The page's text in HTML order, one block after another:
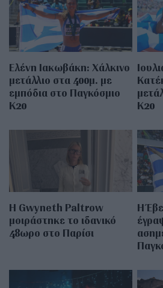
Ελένη Ιακωβάκη: Χάλκινο
μετάλλιο στα 400μ. με
εμπόδια στο Παγκόσμιο
Κ20
Κ20
Η Gwyneth Paltrow
μοιράστηκε το ιδανικό
48ωρο στο Παρίσι
Η